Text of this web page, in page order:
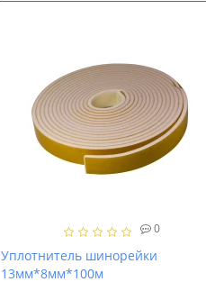
0
Уплотнитель шинорейки
13мм*8мм*100м